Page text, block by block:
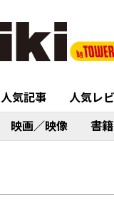
人気記事
人気レ
映画／映像 書籍